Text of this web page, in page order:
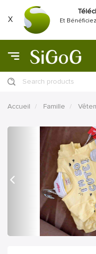
X
Et
Search products
Accueil Famille
précédent